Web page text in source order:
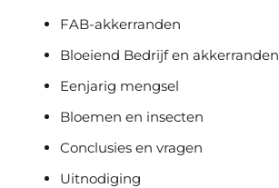
FAB-akkerranden
Bloeiend Bedrijf en akkerranden
Eenjarig mengsel
Bloemen en insecten
Conclusies en vragen
Uitnodiging